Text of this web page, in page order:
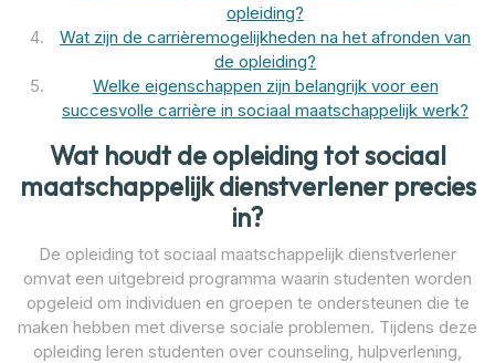
opleiding?
Wat zijn de carrièremogelijkheden na het afronden van
de opleiding?
Welke eigenschappen zijn belangrijk voor een
succesvolle carrière in sociaal maatschappelijk werk?
Wat houdt de opleiding tot sociaal
maatschappelijk dienstverlener precies
in?
De opleiding tot sociaal maatschappelijk dienstverlener
omvat een uitgebreid programma waarin studenten worden
opgeleid om individuen en groepen te ondersteunen die te
maken hebben met diverse sociale problemen. Tijdens deze
opleiding leren studenten over counseling, hulpverlening,